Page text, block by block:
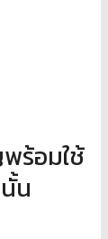
ร้อมใช้
น